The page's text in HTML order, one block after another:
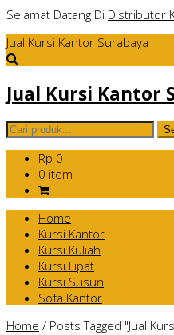
Selamat Datang Di Distributor
Jual Kursi Kantor Surabaya
Jual Kursi Kantor
Rp 0
0 item
Home
Kursi Kantor
Kursi Kuliah
Kursi Lipat
Kursi Susun
Sofa Kantor
Home / Posts Tagged "Jual